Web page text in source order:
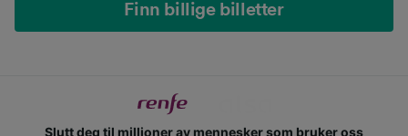
Finn billige billetter
Slutt deg til millioner av mennesker som bruker oss